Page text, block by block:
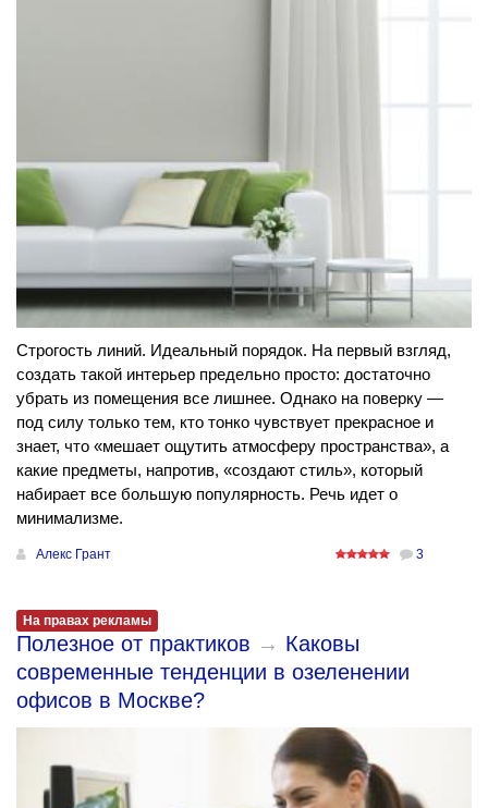
Строгость линий. Идеальный порядок. На первый взгляд,
создать такой интерьер предельно просто: достаточно
убрать из помещения все лишнее. Однако на поверку —
под силу только тем, кто тонко чувствует прекрасное и
знает, что «мешает ощутить атмосферу пространства», а
какие предметы, напротив, «создают стиль», который
набирает все большую популярность. Речь идет о
минимализме.
Алекс Грант 3
На правах рекламы
Полезное от практиков → Каковы
современные тенденции в озеленении
офисов в Москве?